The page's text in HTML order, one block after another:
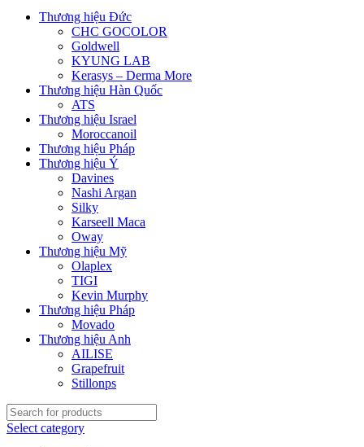
Thương hiệu Đức
CHC GOCOLOR
Goldwell
KYUNG LAB
Kerasys – Derma More
Thương hiệu Hàn Quốc
ATS
Thương hiệu Israel
Moroccanoil
Thương hiệu Pháp
Thương hiệu Ý
Davines
Nashi Argan
Silky
Karseell Maca
Oway
Thương hiệu Mỹ
Olaplex
TIGI
Kevin Murphy
Thương hiệu Pháp
Movado
Thương hiệu Anh
AILISE
Grapefruit
Stillonps
Select category